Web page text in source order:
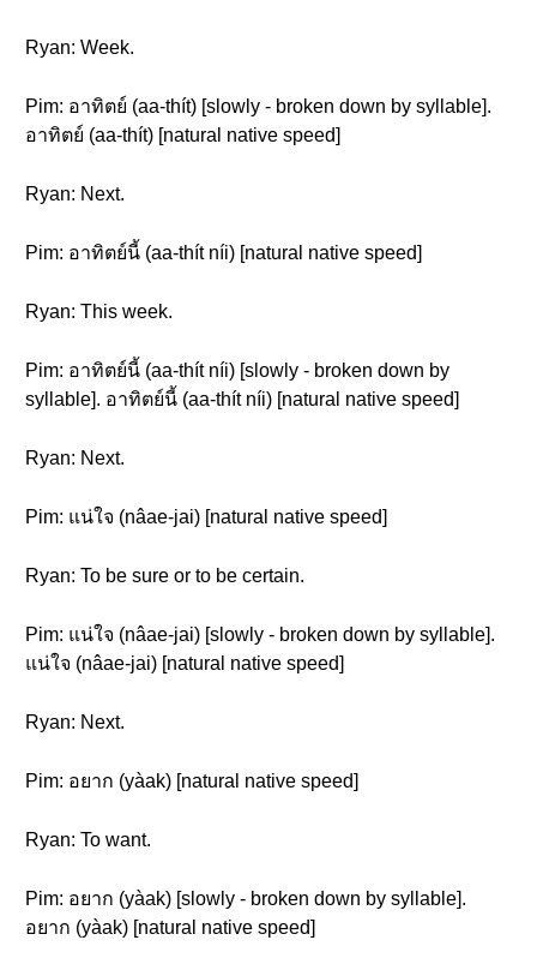
Ryan: Week.
Pim: อาทิตย์ (aa-thít) [slowly - broken down by syllable].
อาทิตย์ (aa-thít) [natural native speed]
Ryan: Next.
Pim: อาทิตย์นี้ (aa-thít níi) [natural native speed]
Ryan: This week.
Pim: อาทิตย์นี้ (aa-thít níi) [slowly - broken down by
syllable]. อาทิตย์นี้ (aa-thít níi) [natural native speed]
Ryan: Next.
Pim: แน่ใจ (nâae-jai) [natural native speed]
Ryan: To be sure or to be certain.
Pim: แน่ใจ (nâae-jai) [slowly - broken down by syllable].
แน่ใจ (nâae-jai) [natural native speed]
Ryan: Next.
Pim: อยาก (yàak) [natural native speed]
Ryan: To want.
Pim: อยาก (yàak) [slowly - broken down by syllable].
อยาก (yàak) [natural native speed]